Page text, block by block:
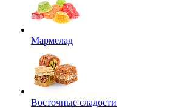
Мармелад
Восточные сладости